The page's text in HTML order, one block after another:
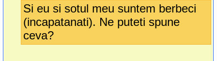
Si eu si sotul meu suntem berbeci
(incapatanati). Ne puteti spune
ceva?